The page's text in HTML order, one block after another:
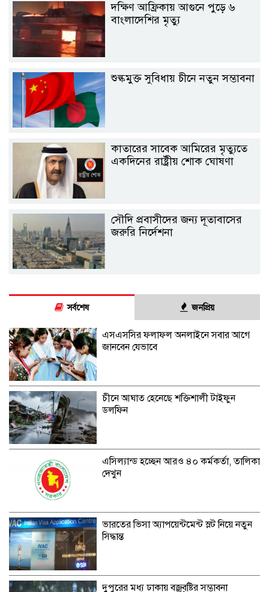
দক্ষিণ আফ্রিকায় আগুনে পুড়ে ৬
বাংলাদেশির মৃত্যু
শুল্কমুক্ত সুবিধায় চীনে নতুন সম্ভাবনা
কাতারের সাবেক আমিরের মৃত্যুতে
একদিনের রাষ্ট্রীয় শোক ঘোষণা
সৌদি প্রবাসীদের জন্য দূতাবাসের
জরুরি নির্দেশনা
সর্বশেষ জনপ্রিয়
এসএসসির ফলাফল অনলাইনে সবার আগে
জানবেন যেভাবে
চীনে আঘাত হেনেছে শক্তিশালী টাইফুন
ডলফিন
এসিল্যান্ড হচ্ছেন আরও ৪০ কর্মকর্তা, তালিকা
দেখুন
ভারতের ভিসা অ্যাপয়েন্টমেন্ট স্লট নিয়ে নতুন
সিদ্ধান্ত
দুুপুরের মধ্য ঢাকায় বজ্রবৃষ্টির সম্ভাবনা